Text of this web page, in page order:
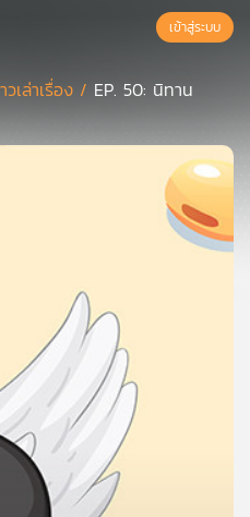
เข้าสู่ระบบ
วเล่าเรื่อง / EP. 50: นิทาน